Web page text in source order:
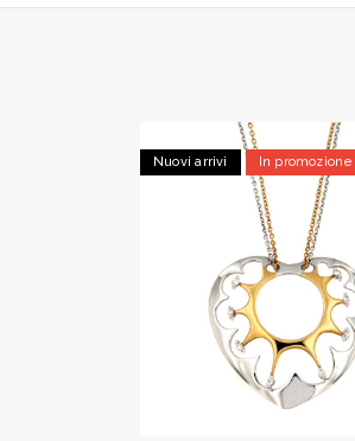
Nuovi arrivi In promozione